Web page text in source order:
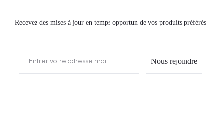
Recevez des mises à jour en temps opportun de vos produits préférés